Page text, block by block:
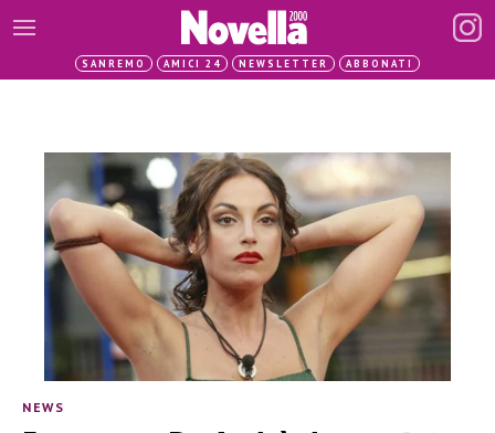
SANREMO AMICI 24 NEWSLETTER ABBONATI
NEWS